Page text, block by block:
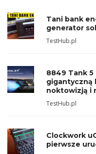
Tani bank
generator
TestHub.pl
8849 Tank
gigantyczną
noktowizją i
TestHub.pl
Clockwork
pierwsze